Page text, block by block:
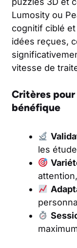
Lumosity ou
cognitif ciblé
idées reçues,
vitesse de
Critères
bénéfique
les